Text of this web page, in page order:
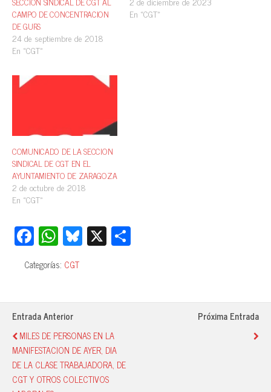
CAMPO DE CONCENTRACION
DE GURS
24 de septiembre de 2018
En «CGT»
En «CGT»
COMUNICADO DE LA SECCION
SINDICAL DE CGT EN EL
AYUNTAMIENTO DE ZARAGOZA
2 de octubre de 2018
En «CGT»
Fa
ce
bo
ok
W
ha
ts
A
pp
Bl
ue
y
X
pa
Categorías: CGT
Entrada Anterior
MILES DE PERSONAS EN LA
MANIFESTACION DE AYER, DIA
DE LA CLASE TRABAJADORA, DE
CGT Y OTROS COLECTIVOS
Próxima Entrada